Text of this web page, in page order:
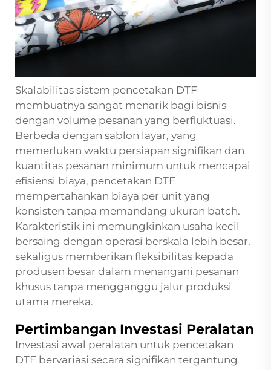
Skalabilitas sistem pencetakan DTF
membuatnya sangat menarik bagi bisnis
dengan volume pesanan yang berfluktuasi.
Berbeda dengan sablon layar, yang
memerlukan waktu persiapan signifikan dan
kuantitas pesanan minimum untuk mencapai
efisiensi biaya, pencetakan DTF
mempertahankan biaya per unit yang
konsisten tanpa memandang ukuran batch.
Karakteristik ini memungkinkan usaha kecil
bersaing dengan operasi berskala lebih besar,
sekaligus memberikan fleksibilitas kepada
produsen besar dalam menangani pesanan
khusus tanpa mengganggu jalur produksi
utama mereka.
Pertimbangan Investasi Peralatan
Investasi awal peralatan untuk pencetakan
DTF bervariasi secara signifikan tergantung